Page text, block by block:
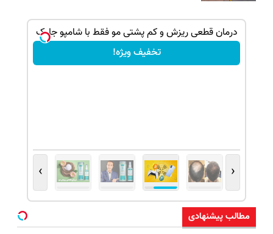
درمان قطعی ریزش و کم پشتی مو فقط با شامپو جلبک
تخفیف ویژه!
‹
›
مطالب پیشنهادی